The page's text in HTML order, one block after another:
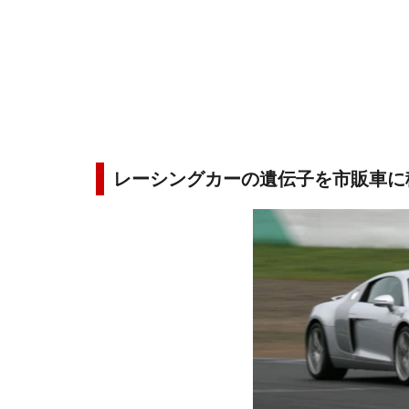
レーシングカーの遺伝子を市販車